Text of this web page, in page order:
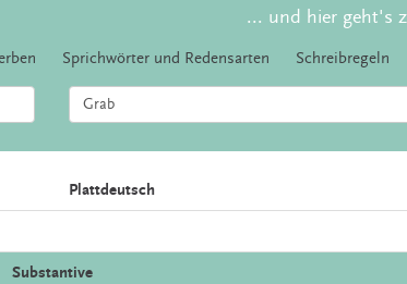
... und hier geht's
Sprichwörter und Redensarten Schreibregeln
Plattdeutsch
Substantive